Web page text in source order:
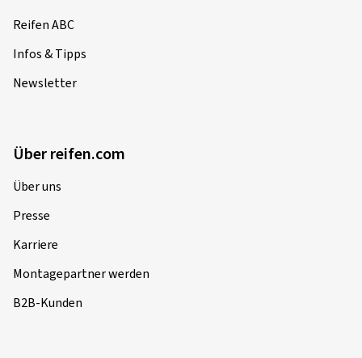
Reifen ABC
Infos & Tipps
Newsletter
Über reifen.com
Über uns
Presse
Karriere
Montagepartner werden
B2B-Kunden